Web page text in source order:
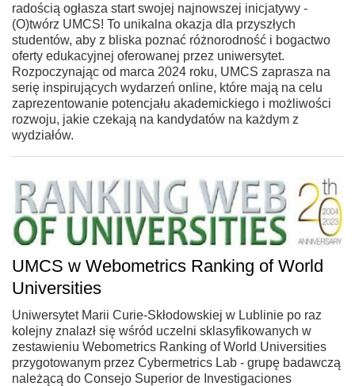
radością ogłasza start swojej najnowszej inicjatywy -
(O)twórz UMCS! To unikalna okazja dla przyszłych
studentów, aby z bliska poznać różnorodność i bogactwo
oferty edukacyjnej oferowanej przez uniwersytet.
Rozpoczynając od marca 2024 roku, UMCS zaprasza na
serię inspirujących wydarzeń online, które mają na celu
zaprezentowanie potencjału akademickiego i możliwości
rozwoju, jakie czekają na kandydatów na każdym z
wydziałów.
UMCS w Webometrics Ranking of World
Universities
Uniwersytet Marii Curie-Skłodowskiej w Lublinie po raz
kolejny znalazł się wśród uczelni sklasyfikowanych w
zestawieniu Webometrics Ranking of World Universities
przygotowanym przez Cybermetrics Lab - grupę badawczą
należącą do Consejo Superior de Investigaciones